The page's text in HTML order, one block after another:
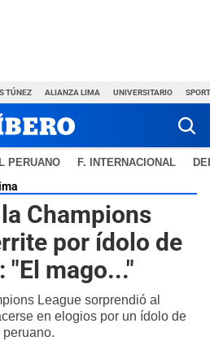
TÚNEZ ALIANZA LIMA UNIVERSITARIO
PERUANO F. INTERNACIONAL
Champions
por ídolo de
"El mago..."
League sorprendió al
en elogios por un ídolo de